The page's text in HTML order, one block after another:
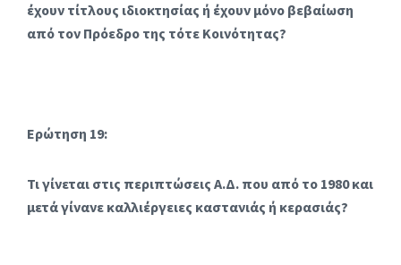
έχουν τίτλους ιδιοκτησίας ή έχουν μόνο βεβαίωση
από τον Πρόεδρο της τότε Κοινότητας?
Ερώτηση 19:
Τι γίνεται στις περιπτώσεις Α.Δ. που από το 1980 και
μετά γίνανε καλλιέργειες καστανιάς ή κερασιάς?